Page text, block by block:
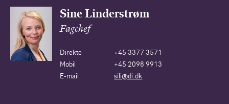
Sine Linderstrøm
Fagchef
Direkte
+45 3377 3571
Mobil
+45 2098 9913
E-mail
sili@di.dk